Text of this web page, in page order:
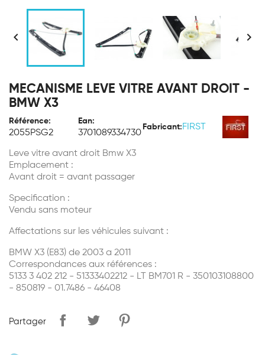
 
MECANISME LEVE VITRE AVANT DROIT -
BMW X3
Référence:
2055PSG2
Ean:
3701089334730
Fabricant: FIRST
Leve vitre avant droit Bmw X3
Emplacement :
Avant droit = avant passager
Specification :
Vendu sans moteur
Affectations sur les véhicules suivant :
BMW X3 (E83) de 2003 a 2011
Correspondances aux références :
5133 3 402 212 - 51333402212 - LT BM701 R - 350103108800
- 850819 - 01.7486 - 46408
Partager